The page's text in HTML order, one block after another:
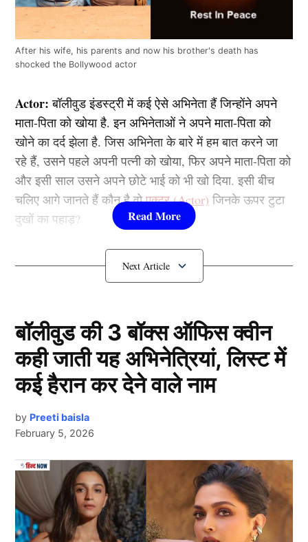
After his wife, his parents and now his brother's death has
shocked the Bollywood actor
Actor: बॉलीवुड इंडस्ट्री में कई ऐसे अभिनेता हैं जिन्होंने अपने
माता-पिता को खोया है. इन अभिनेताओं ने अपने माता-पिता को
खोने का दर्द झेला है. जिस अभिनेता के बारे में हम बात करने जा
रहे हैं, उसने पहले अपनी पत्नी को खोया, फिर अपने माता-पिता को
और इसी साल उसने अपने छोटे भाई को भी खो दिया. इसी बीच
चलिए आगे जानते हैं कौन है वोएक्टर (Actor) जिनके ऊपर टुटा
दुखों का पहाड़?
इस Actor ने खोया परिवार?
Rahul Dev
दरअसल, हम बात कर रहे हैं बॉलीवुड एक्टर (Actor)राहुल देव
की, जिन्होंने पिछले कुछ सालों में अपने परिवार के कई सदस्यों को
खो दिया है. पिछले कुछ महीनों में अभिनेता के छोटे भाई और
Next Article
बॉलीवुड की 3 बॉक्स ऑफिस क्वीन
कही जाती यह अभिनेत्रियां, लिस्ट में
कई हैरान कर देने वाले नाम
by Preeti baisla
February 5, 2026